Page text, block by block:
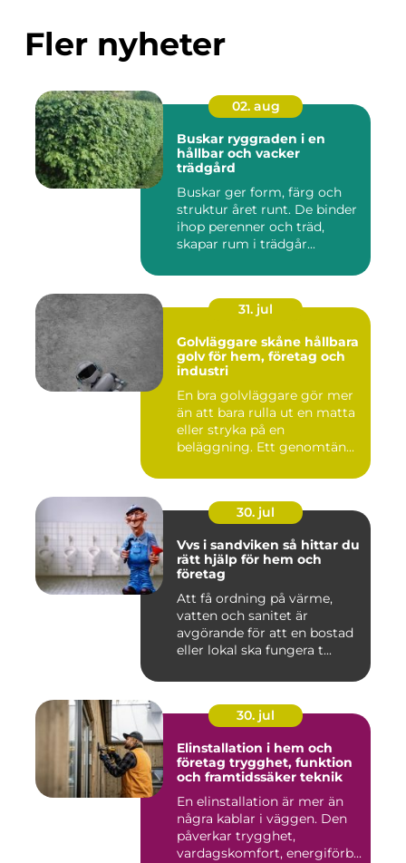
Fler nyheter
02. aug
Buskar ryggraden i en
hållbar och vacker
trädgård
Buskar ger form, färg och
struktur året runt. De binder
ihop perenner och träd,
skapar rum i trädgår...
31. jul
Golvläggare skåne hållbara
golv för hem, företag och
industri
En bra golvläggare gör mer
än att bara rulla ut en matta
eller stryka på en
beläggning. Ett genomtän...
30. jul
Vvs i sandviken så hittar du
rätt hjälp för hem och
företag
Att få ordning på värme,
vatten och sanitet är
avgörande för att en bostad
eller lokal ska fungera t...
30. jul
Elinstallation i hem och
företag trygghet, funktion
och framtidssäker teknik
En elinstallation är mer än
några kablar i väggen. Den
påverkar trygghet,
vardagskomfort, energiförb...